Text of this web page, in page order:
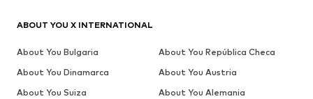
ABOUT YOU X INTERNATIONAL
About You Bulgaria
About You República Checa
About You Dinamarca
About You Austria
About You Suiza
About You Alemania